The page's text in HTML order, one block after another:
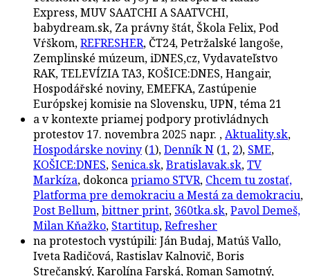
Express, MUV SAATCHI A SAATVCHI,
babydream.sk, Za právny štát, Škola Felix, Pod
Vŕškom,REFRESHER, ČT24, Petržalské langoše,
Zemplinské múzeum, iDNES,cz, Vydavateľstvo
RAK, TELEVÍZIA TA3, KOŠICE:DNES, Hangair,
Hospodářské noviny, EMEFKA, Zastúpenie
Európskej komisie na Slovensku, UPN, téma 21
a v kontexte priamej podpory protivládnych
protestov 17. novembra 2025 napr. ,Aktuality.sk,
Hospodárske noviny (1),Denník N (1, 2), SME,
KOŠICE:DNES, Senica.sk,Bratislavak.sk,TV
Markíza, dokoncapriamo STVR, Chcem tu zostať,
Platforma pre demokraciu a Mestá za demokraciu,
Post Bellum,bittner print, 360tka.sk,Pavol Demeš,
Milan Kňažko, Startitup,Refresher
na protestoch vystúpili: Ján Budaj, Matúš Vallo,
Iveta Radičová, Rastislav Kalnovič, Boris
Strečanský, Karolína Farská, Roman Samotný,